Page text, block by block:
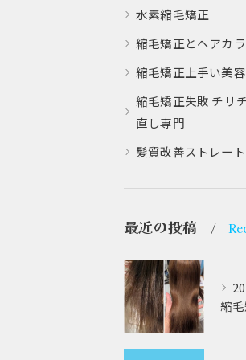
水素縮毛矯正
縮毛矯正とヘアカ
縮毛矯正上手い美
縮毛矯正失敗 チリ
直し専門
髪質改善ストレート
最近の投稿